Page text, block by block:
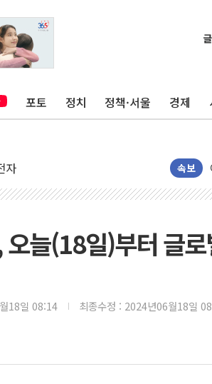
포토 정치 정책·서울 경제
자 속보
오늘(18일)부터 글
18일 08:14 최종수정 : 2024년06월18일